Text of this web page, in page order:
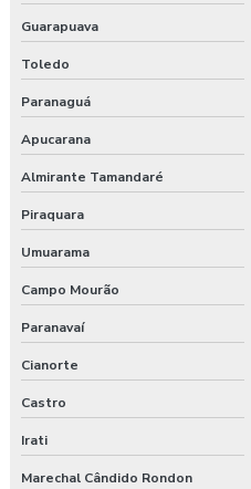
Guarapuava
Toledo
Paranaguá
Apucarana
Almirante Tamandaré
Piraquara
Umuarama
Campo Mourão
Paranavaí
Cianorte
Castro
Irati
Marechal Cândido Rondon